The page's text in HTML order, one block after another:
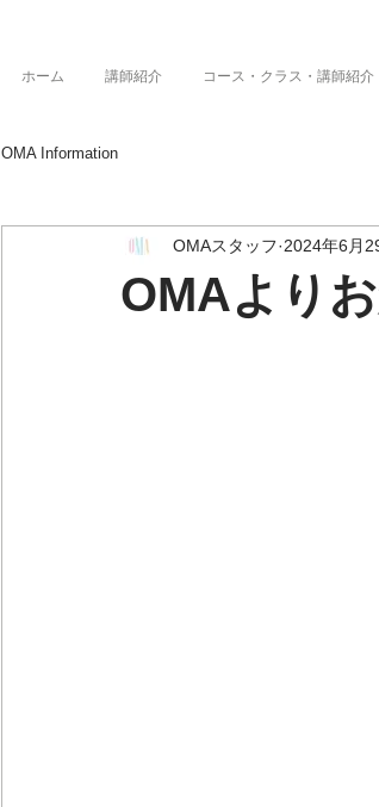
ホーム 講師紹介 コース・クラス・講師紹介
OMA Information
OMAより
OMAスタッフ 2024年6月